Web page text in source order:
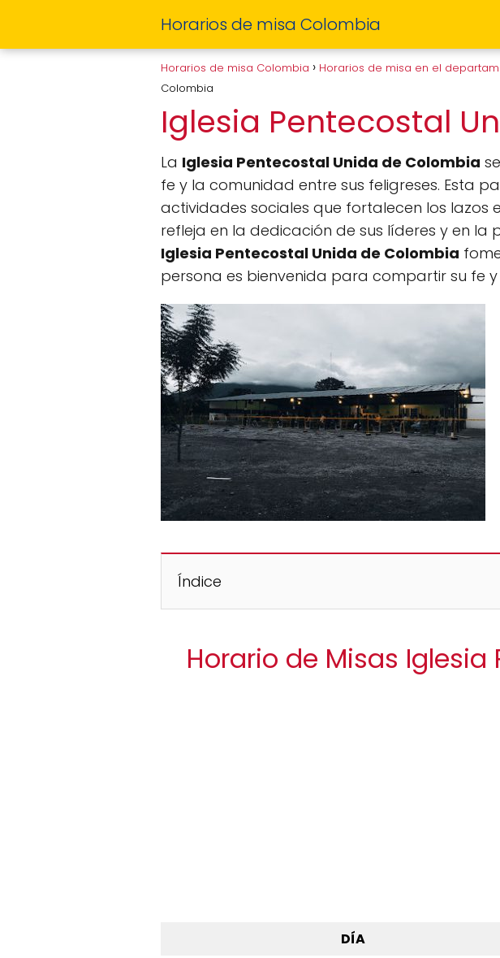
Horarios de misa Colombia
Horarios de misa Colombia Horarios de misa en el
Colombia
Iglesia Pentecostal
La Iglesia Pentecostal Unida de Colombia
fe y la comunidad entre sus feligreses. Esta
actividades sociales que fortalecen los lazos
refleja en la dedicación de sus líderes y en
Iglesia Pentecostal Unida de Colombia
persona es bienvenida para compartir su fe
Índice
Horario de Misas
DÍA